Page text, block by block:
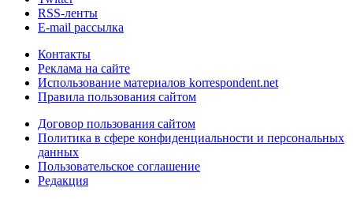
RSS-ленты
E-mail рассылка
Контакты
Реклама на сайте
Использование материалов korrespondent.net
Правила пользования сайтом
Договор пользования сайтом
Политика в сфере конфиденциальности и персональных
данных
Пользовательское соглашение
Редакция